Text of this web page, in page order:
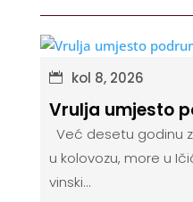
kol 8, 2026
Vrulja umjesto
Već desetu godinu
u kolovozu, more u
vinski...